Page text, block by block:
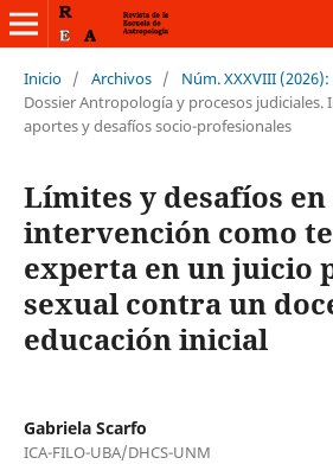
Inicio / Archivos / Núm. XXXVIII
Dossier Antropología y procesos judiciales.
aportes y desafíos socio-profesionales
Límites y desafíos en
intervención como
experta en un juicio
sexual contra un
educación inicial
Gabriela Scarfo
ICA-FILO-UBA/DHCS-UNM